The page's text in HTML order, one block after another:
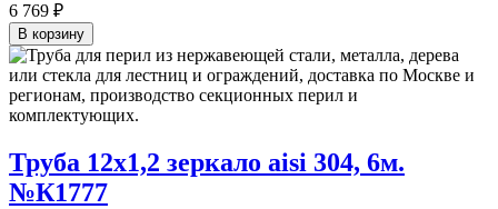
6 769 ₽
В корзину
Труба 12х1,2 зеркало aisi 304, 6м.
№К1777